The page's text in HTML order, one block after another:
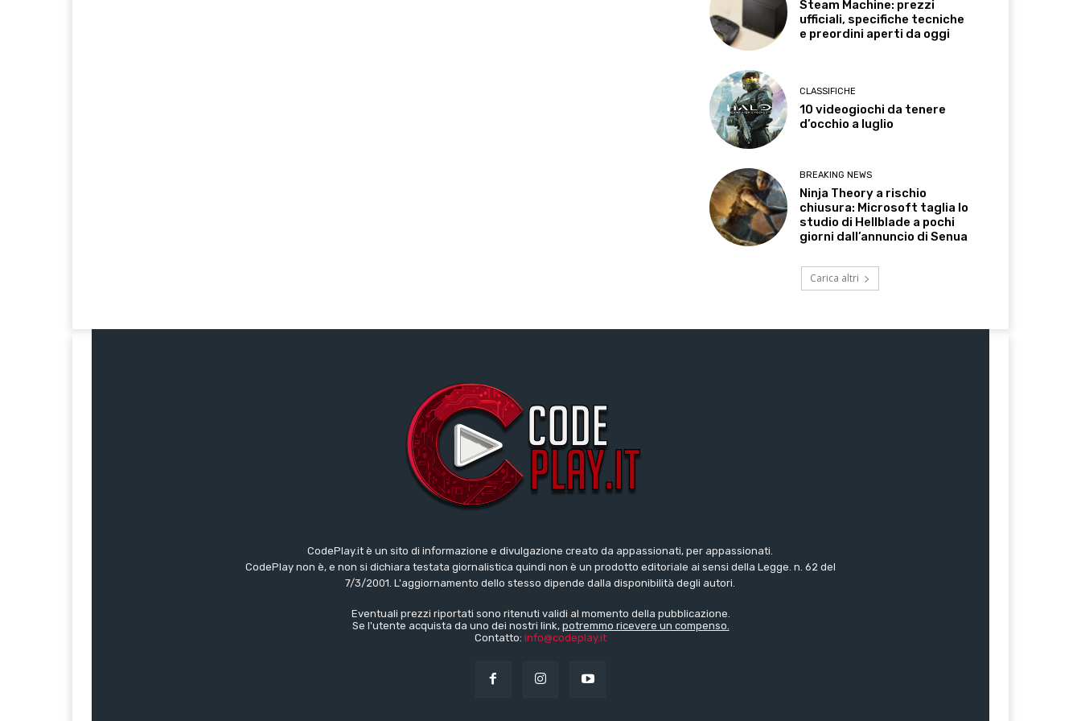
Steam Machine: prezzi
ufficiali, specifiche tecniche
e preordini aperti da oggi
CLASSIFICHE
10 videogiochi da tenere
d’occhio a luglio
BREAKING NEWS
Ninja Theory a rischio
chiusura: Microsoft taglia lo
studio di Hellblade a pochi
giorni dall’annuncio di Senua
Carica altri
CodePlay.it è un sito di informazione e divulgazione creato da appassionati, per appassionati.
CodePlay non è, e non si dichiara testata giornalistica quindi non è un prodotto editoriale ai sensi della Legge. n. 62 del
7/3/2001. L'aggiornamento dello stesso dipende dalla disponibilità degli autori.
Eventuali prezzi riportati sono ritenuti validi al momento della pubblicazione.
Se l'utente acquista da uno dei nostri link, potremmo ricevere un compenso.
Contatto: info@codeplay.it